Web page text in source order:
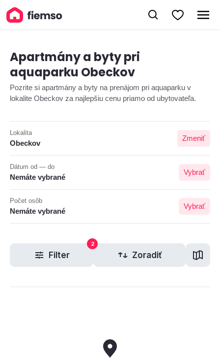
Apartmány a byty pri
aquaparku Obeckov
Pozrite si apartmány a byty na prenájom pri aquaparku v
lokalite Obeckov za najlepšiu cenu priamo od ubytovateľa.
Lokalita
Obeckov
Zmeniť
Dátum od — do
Nemáte vybrané
Vybrať
Počet osôb
Nemáte vybrané
Vybrať
Filter
2
Zoradiť